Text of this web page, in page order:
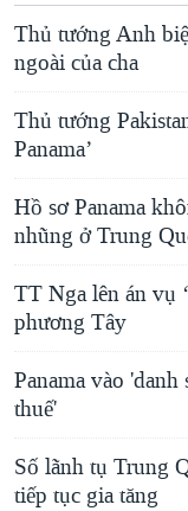
Thủ tướng Anh
ngoài của cha
Thủ tướng
Panama’
Hồ sơ Panama
nhũng ở Trung
TT Nga lên án vụ
phương Tây
Panama vào
thuế'
Số lãnh tụ Trung
tiếp tục gia tăng